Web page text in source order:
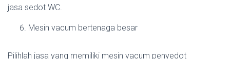
jasa sedot WC.
Mesin vacum bertenaga besar
Pilihlah jasa yang memiliki mesin vacum penyedot